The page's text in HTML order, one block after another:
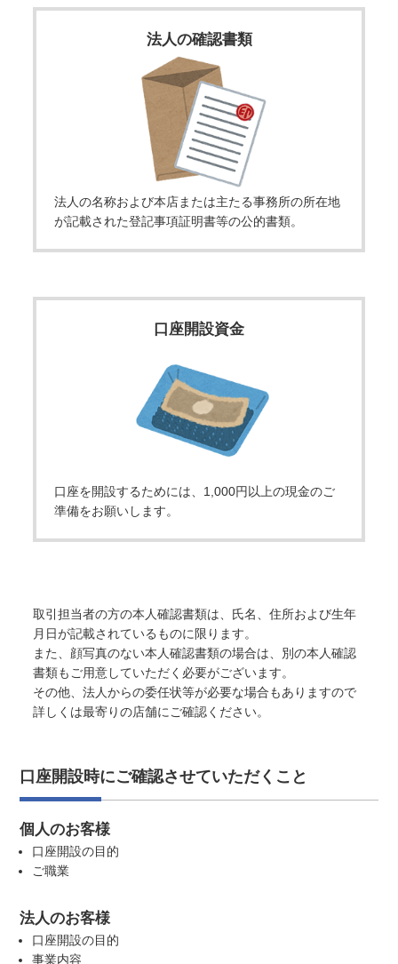
法人の確認書類
法人の名称および本店または主たる事務所の所在地
が記載された登記事項証明書等の公的書類。
口座開設資金
口座を開設するためには、1,000円以上の現金のご
準備をお願いします。
取引担当者の方の本人確認書類は、氏名、住所および生年
月日が記載されているものに限ります。
また、顔写真のない本人確認書類の場合は、別の本人確認
書類もご用意していただく必要がございます。
その他、法人からの委任状等が必要な場合もありますので
詳しくは最寄りの店舗にご確認ください。
口座開設時にご確認させていただくこと
個人のお客様
口座開設の目的
ご職業
法人のお客様
口座開設の目的
事業内容